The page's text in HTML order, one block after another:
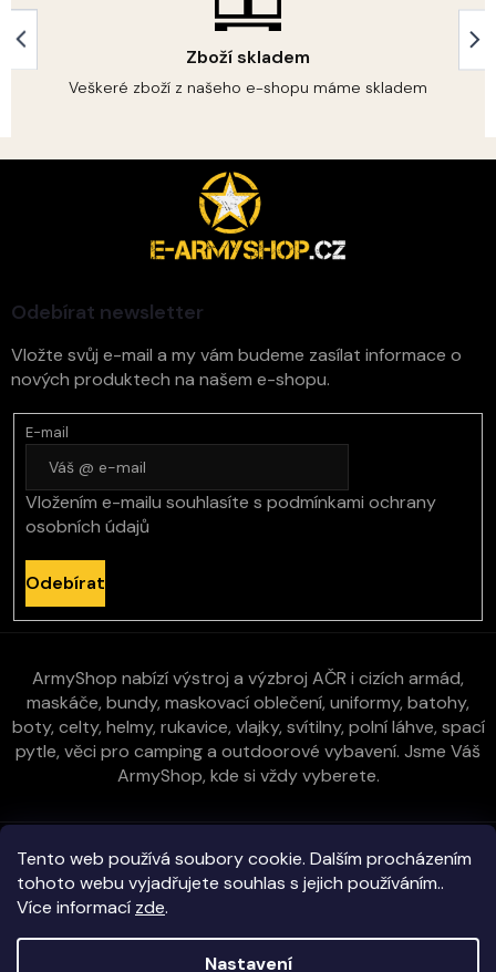
Tento web používá soubory cookie. Dalším procházením
tohoto webu vyjadřujete souhlas s jejich používáním..
Více informací zde.
Nastavení
c
í
p
r
y
v
ý
p
i
s
Zboží skladem
Veškeré zboží z našeho e-shopu máme skladem
Odebírat newsletter
Vložte svůj e-mail a my vám budeme zasílat informace o
nových produktech na našem e-shopu.
E-mail
Vložením e-mailu souhlasíte s podmínkami ochrany
osobních údajů
Odebírat
ArmyShop nabízí výstroj a výzbroj AČR i cizích armád,
maskáče, bundy, maskovací oblečení, uniformy, batohy,
boty, celty, helmy, rukavice, vlajky, svítilny, polní láhve, spací
pytle, věci pro camping a outdoorové vybavení. Jsme Váš
ArmyShop, kde si vždy vyberete.
Zákaznická péče
Vše o nákupu